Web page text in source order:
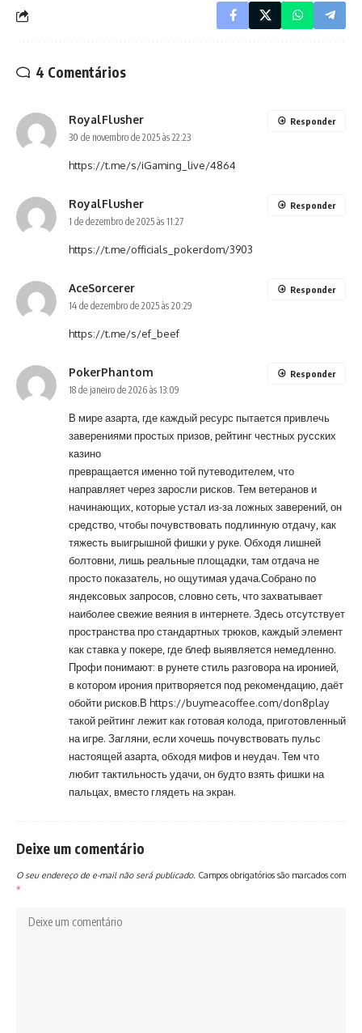
4 Comentários
RoyalFlusher
30 de novembro de 2025 às 22:23
https://t.me/s/iGaming_live/4864
Responder
RoyalFlusher
1 de dezembro de 2025 às 11:27
https://t.me/officials_pokerdom/3903
Responder
AceSorcerer
14 de dezembro de 2025 às 20:29
https://t.me/s/ef_beef
Responder
PokerPhantom
18 de janeiro de 2026 às 13:09
В мире азарта, где каждый ресурс пытается привлечь
заверениями простых призов, рейтинг честных русских
казино
превращается именно той путеводителем, что
направляет через заросли рисков. Тем ветеранов и
начинающих, которые устал из-за ложных заверений, он
средство, чтобы почувствовать подлинную отдачу, как
тяжесть выигрышной фишки у руке. Обходя лишней
болтовни, лишь реальные площадки, там отдача не
просто показатель, но ощутимая удача.Собрано по
яндексовых запросов, словно сеть, что захватывает
наиболее свежие веяния в интернете. Здесь отсутствует
пространства про стандартных трюков, каждый элемент
как ставка у покере, где блеф выявляется немедленно.
Профи понимают: в рунете стиль разговора на иронией,
в котором ирония притворяется под рекомендацию, даёт
обойти рисков.В https://buymeacoffee.com/don8play
такой рейтинг лежит как готовая колода, приготовленный
на игре. Загляни, если хочешь почувствовать пульс
настоящей азарта, обходя мифов и неудач. Тем что
любит тактильность удачи, он будто взять фишки на
пальцах, вместо глядеть на экран.
Responder
Deixe um comentário
O seu endereço de e-mail não será publicado. Campos obrigatórios são marcados com
*